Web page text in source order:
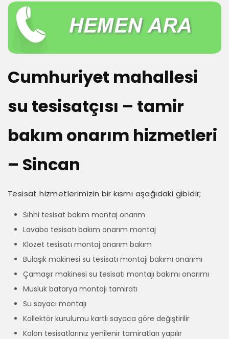
Cumhuriyet mahallesi
su tesisatçısı – tamir
bakım onarım hizmetleri
– Sincan
Tesisat hizmetlerimizin bir kısmı aşağıdaki gibidir;
Sıhhi tesisat bakım montaj onarım
Lavabo tesisatı bakım onarım montaj
Klozet tesisatı montaj onarım bakım
Bulaşık makinesi su tesisatı montajı bakımı onarımı
Çamaşır makinesi su tesisatı montajı bakımı onarımı
Musluk batarya montajı tamiratı
Su sayacı montajı
Kollektör kurulumu kartlı sayaca göre değiştirilir
Kolon tesisatlarınız yenilenir tamiratları yapılır